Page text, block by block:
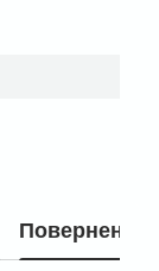
Повернення